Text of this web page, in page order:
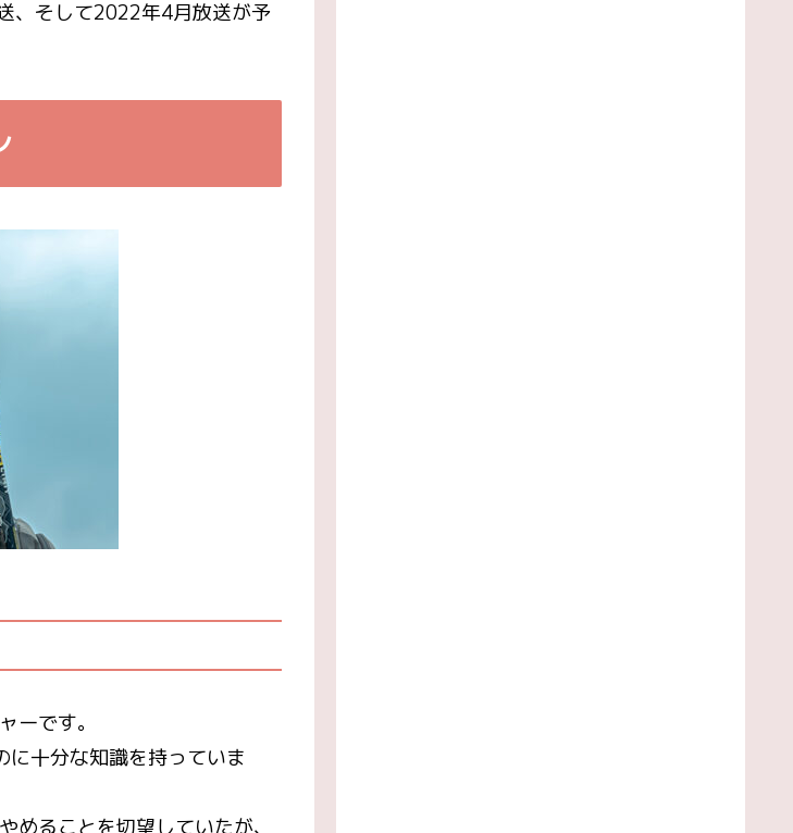
そして2022年4月放送が予
ーです。
十分な知識を持っていま
ることを切望していたが、